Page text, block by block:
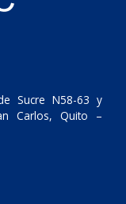
Sucre N58-63 y
Carlos, Quito –